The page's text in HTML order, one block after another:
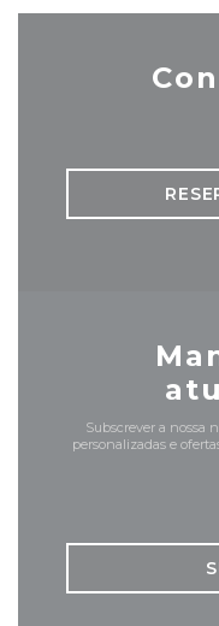
Subscrever a nossa
personalizadas e